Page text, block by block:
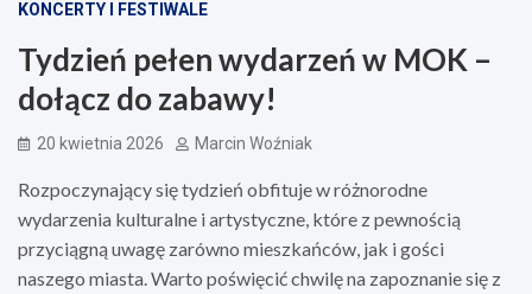
KONCERTY I FESTIWALE
Tydzień pełen wydarzeń w MOK –
dołącz do zabawy!
20 kwietnia 2026 Marcin Woźniak
Rozpoczynający się tydzień obfituje w różnorodne
wydarzenia kulturalne i artystyczne, które z pewnością
przyciągną uwagę zarówno mieszkańców, jak i gości
naszego miasta. Warto poświęcić chwilę na zapoznanie się z